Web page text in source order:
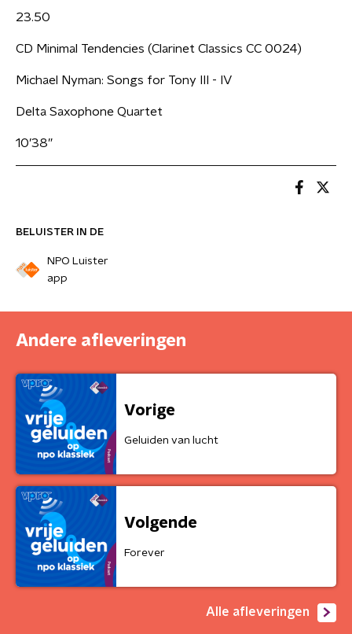
BELUISTER IN DE
NPO Luister
app
23.50
CD Minimal Tendencies (Clarinet Classics CC 0024)
Michael Nyman: Songs for Tony III - IV
Delta Saxophone Quartet
10’38”
Andere afleveringen
Vorige
Geluiden van lucht
Volgende
Forever
Alle afleveringen